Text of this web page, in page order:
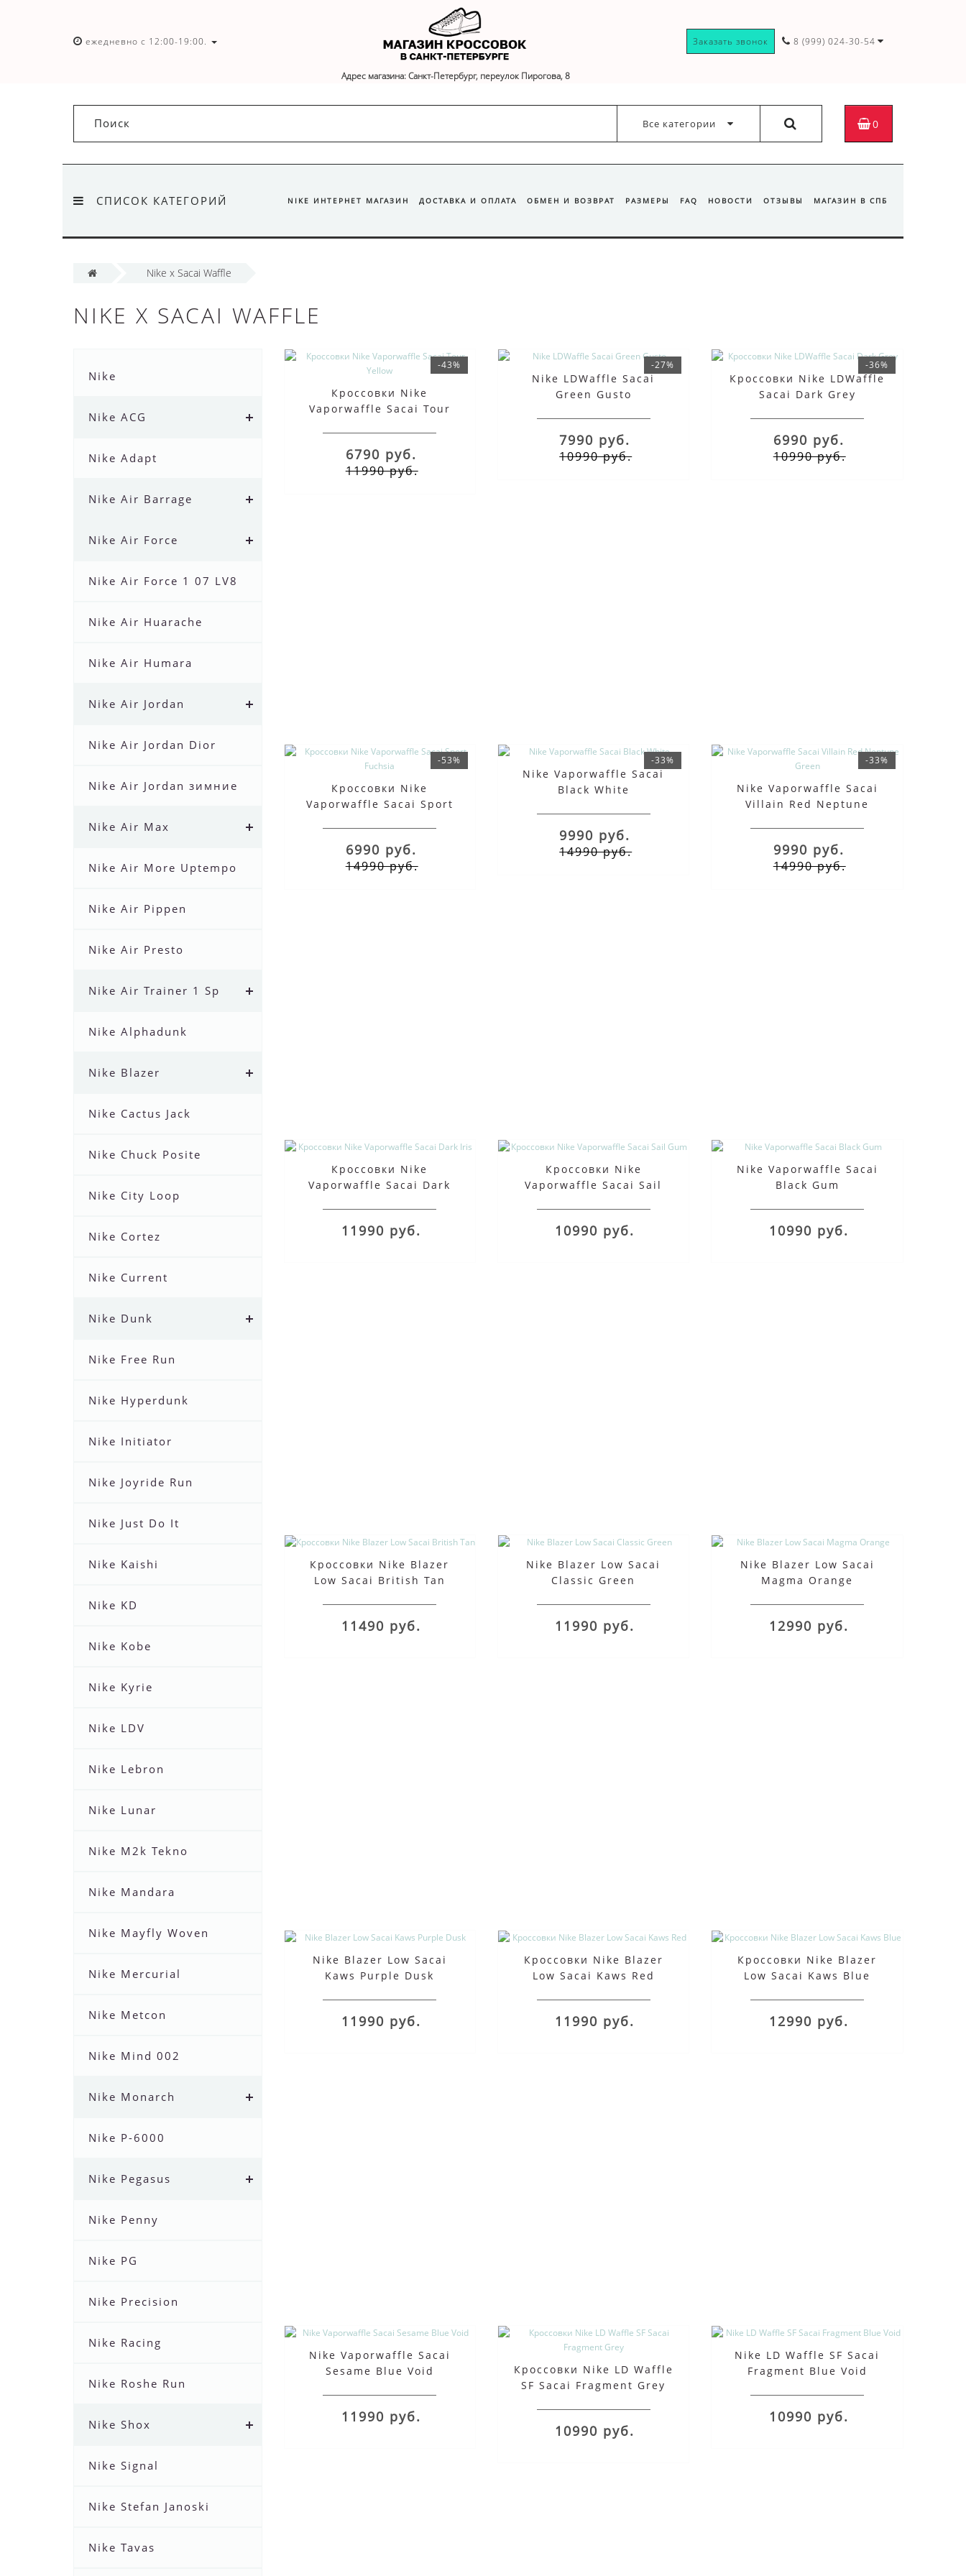
ежедневно с 12:00-19:00.
Адрес магазина: Санкт-Петербург, переулок Пирогова, 8
Заказать звонок 8 (999) 024-30-54
Все категории 0
СПИСОК КАТЕГОРИЙ NIKE ИНТЕРНЕТ МАГАЗИН ДОСТАВКА И ОПЛАТА ОБМЕН И ВОЗВРАТ РАЗМЕРЫ FAQ НОВОСТИ ОТЗЫВЫ МАГАЗИН В СПБ
Nike x Sacai Waffle
NIKE X SACAI WAFFLE
Nike
Nike ACG
Nike Adapt
Nike Air Barrage
Nike Air Force
Nike Air Force 1 07 LV8
Nike Air Huarache
Nike Air Humara
Nike Air Jordan
Nike Air Jordan Dior
Nike Air Jordan зимние
Nike Air Max
Nike Air More Uptempo
Nike Air Pippen
Nike Air Presto
Nike Air Trainer 1 Sp
Nike Alphadunk
Nike Blazer
Nike Cactus Jack
Nike Chuck Posite
Nike City Loop
Nike Cortez
Nike Current
Nike Dunk
Nike Free Run
Nike Hyperdunk
Nike Initiator
Nike Joyride Run
Nike Just Do It
Nike Kaishi
Nike KD
Nike Kobe
Nike Kyrie
Nike LDV
Nike Lebron
Nike Lunar
Nike M2k Tekno
Nike Mandara
Nike Mayfly Woven
Nike Mercurial
Nike Metcon
Nike Mind 002
Nike Monarch
Nike P-6000
Nike Pegasus
Nike Penny
Nike PG
Nike Precision
Nike Racing
Nike Roshe Run
Nike Shox
Nike Signal
Nike Stefan Janoski
Nike Tavas
-43%
Кроссовки Nike
Vaporwaffle Sacai Tour
6790 руб.
11990 руб.
-27%
Nike LDWaffle Sacai
Green Gusto
7990 руб.
10990 руб.
-36%
Кроссовки Nike LDWaffle
Sacai Dark Grey
6990 руб.
10990 руб.
-53%
Кроссовки Nike
Vaporwaffle Sacai Sport
6990 руб.
14990 руб.
-33%
Nike Vaporwaffle Sacai
Black White
9990 руб.
14990 руб.
-33%
Nike Vaporwaffle Sacai
Villain Red Neptune
9990 руб.
14990 руб.
Кроссовки Nike
Vaporwaffle Sacai Dark
11990 руб.
Кроссовки Nike
Vaporwaffle Sacai Sail
10990 руб.
Nike Vaporwaffle Sacai
Black Gum
10990 руб.
Кроссовки Nike Blazer
Low Sacai British Tan
11490 руб.
Nike Blazer Low Sacai
Classic Green
11990 руб.
Nike Blazer Low Sacai
Magma Orange
12990 руб.
Nike Blazer Low Sacai
Kaws Purple Dusk
11990 руб.
Кроссовки Nike Blazer
Low Sacai Kaws Red
11990 руб.
Кроссовки Nike Blazer
Low Sacai Kaws Blue
12990 руб.
Nike Vaporwaffle Sacai
Sesame Blue Void
11990 руб.
Кроссовки Nike LD Waffle
SF Sacai Fragment Grey
10990 руб.
Nike LD Waffle SF Sacai
Fragment Blue Void
10990 руб.